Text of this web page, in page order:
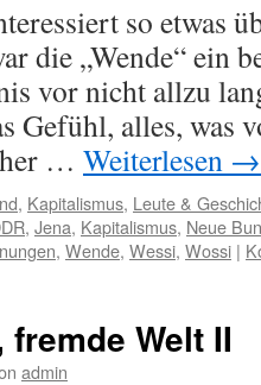
so etwas
die „Wende“ ein
vor nicht allzu
Gefühl, alles, was
… Weiterlesen →
, Kapitalismus, Leute &
, Jena, Kapitalismus, Neue
, Wende, Wessi, Wossi |
Welt II
admin